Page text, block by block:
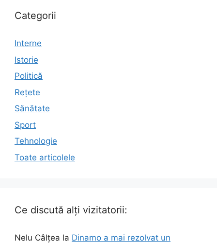
Categorii
Interne
Istorie
Politică
Rețete
Sănătate
Sport
Tehnologie
Toate articolele
Ce discută alți vizitatorii:
Nelu Câlțea la Dinamo a mai rezolvat un